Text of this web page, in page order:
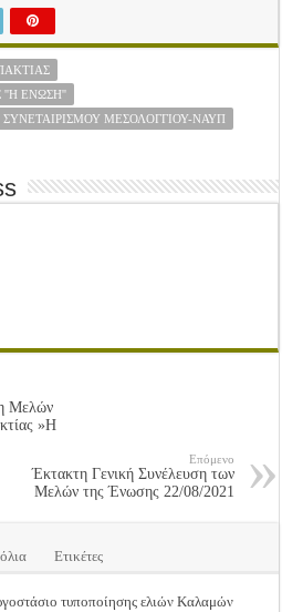
''Η ΈΝΩΣΗ''
ΜΕΣΟΛΟΓΓΊΟΥ-ΝΑΥΠ
Μελών
»Η
Επόμενο
Έκτακτη Γενική Συνέλευση των
Μελών της Ένωσης 22/08/2021
Ετικέτες
τυποποίησης ελιών Καλαμών